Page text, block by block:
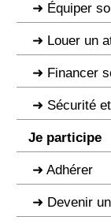
Équiper
Louer un
Financer
Sécurité
Je participe
Adhérer
Devenir